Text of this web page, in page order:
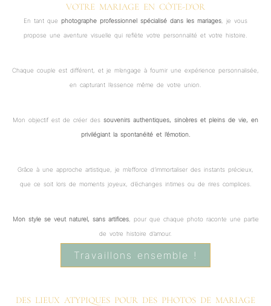
VOTRE MARIAGE EN CÔTE-D'OR
En tant que photographe professionnel spécialisé dans les mariages , je vous
propose une aventure visuelle qui reflète votre personnalité et votre histoire.
Chaque couple est différent, et je m’engage à fournir une expérience personnalisée,
en capturant l’essence même de votre union.
Mon objectif est de créer des souvenirs authentiques, sincères et pleins de vie, en
privilégiant la spontanéité et l’émotion.
Grâce à une approche artistique, je m’efforce d’immortaliser des instants précieux,
que ce soit lors de moments joyeux, d’échanges intimes ou de rires complices.
Mon style se veut naturel, sans artifices, pour que chaque photo raconte une partie
de votre histoire d’amour.
Travaillons ensemble !
DES LIEUX ATYPIQUES POUR DES PHOTOS DE MARIAGE